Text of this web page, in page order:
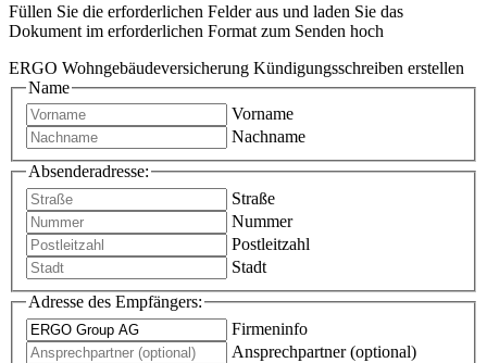
Füllen Sie die erforderlichen Felder aus und laden Sie das
Dokument im erforderlichen Format zum Senden hoch
ERGO Wohngebäudeversicherung Kündigungsschreiben erstellen
Name
Vorname
Nachname
Absenderadresse:
Straße
Nummer
Postleitzahl
Stadt
Adresse des Empfängers:
Firmeninfo
Ansprechpartner (optional)